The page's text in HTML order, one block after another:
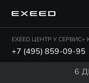
EXEED ЦЕНТР У СЕРВИС+
+7 (495) 859-09-95
6